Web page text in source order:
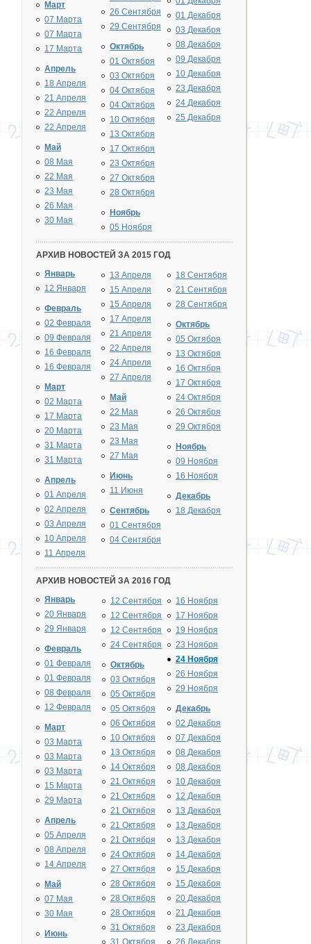
Март
07 Марта
07 Марта
17 Марта
Апрель
18 Апреля
21 Апреля
22 Апреля
22 Апреля
Май
08 Мая
22 Мая
23 Мая
26 Мая
30 Мая
26 Сентября
29 Сентября
Октябрь
01 Октября
03 Октября
04 Октября
04 Октября
10 Октября
13 Октября
17 Октября
23 Октября
27 Октября
28 Октября
Ноябрь
05 Ноября
01 Декабря
03 Декабря
08 Декабря
09 Декабря
10 Декабря
23 Декабря
24 Декабря
25 Декабря
АРХИВ НОВОСТЕЙ ЗА 2015 ГОД
Январь
12 Января
Февраль
02 Февраля
09 Февраля
16 Февраля
16 Февраля
Март
02 Марта
17 Марта
20 Марта
31 Марта
31 Марта
Апрель
01 Апреля
02 Апреля
03 Апреля
10 Апреля
11 Апреля
13 Апреля
15 Апреля
15 Апреля
17 Апреля
21 Апреля
22 Апреля
24 Апреля
27 Апреля
Май
22 Мая
23 Мая
23 Мая
27 Мая
Июнь
11 Июня
Сентябрь
01 Сентября
04 Сентября
18 Сентября
21 Сентября
28 Сентября
Октябрь
05 Октября
13 Октября
16 Октября
17 Октября
24 Октября
26 Октября
29 Октября
Ноябрь
09 Ноября
16 Ноября
Декабрь
18 Декабря
АРХИВ НОВОСТЕЙ ЗА 2016 ГОД
Январь
20 Января
29 Января
Февраль
01 Февраля
01 Февраля
08 Февраля
12 Февраля
Март
03 Марта
03 Марта
03 Марта
15 Марта
29 Марта
Апрель
05 Апреля
08 Апреля
14 Апреля
Май
07 Мая
30 Мая
Июнь
12 Сентября
12 Сентября
12 Сентября
24 Сентября
Октябрь
03 Октября
05 Октября
05 Октября
06 Октября
10 Октября
13 Октября
14 Октября
21 Октября
21 Октября
21 Октября
21 Октября
21 Октября
24 Октября
27 Октября
28 Октября
28 Октября
28 Октября
31 Октября
31 Октября
16 Ноября
17 Ноября
19 Ноября
23 Ноября
24 Ноября
26 Ноября
29 Ноября
Декабрь
02 Декабря
07 Декабря
08 Декабря
08 Декабря
10 Декабря
12 Декабря
13 Декабря
13 Декабря
13 Декабря
14 Декабря
15 Декабря
15 Декабря
20 Декабря
21 Декабря
23 Декабря
26 Декабря